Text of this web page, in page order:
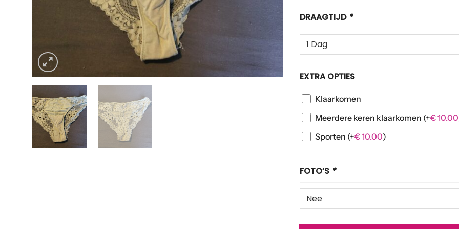
DRAAGTIJD *
EXTRA OPTIES
Klaarkomen
Meerdere keren klaarkomen (+€10.00
Sporten (+€10.00)
FOTO’S *